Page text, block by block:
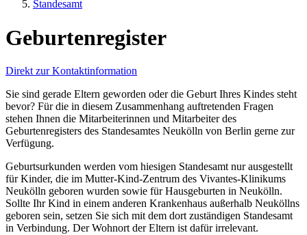
Standesamt
Geburtenregister
Direkt zur Kontaktinformation
Sie sind gerade Eltern geworden oder die Geburt Ihres Kindes steht
bevor? Für die in diesem Zusammenhang auftretenden Fragen
stehen Ihnen die Mitarbeiterinnen und Mitarbeiter des
Geburtenregisters des Standesamtes Neukölln von Berlin gerne zur
Verfügung.
Geburtsurkunden werden vom hiesigen Standesamt nur ausgestellt
für Kinder, die im Mutter-Kind-Zentrum des Vivantes-Klinikums
Neukölln geboren wurden sowie für Hausgeburten in Neukölln.
Sollte Ihr Kind in einem anderen Krankenhaus außerhalb Neuköllns
geboren sein, setzen Sie sich mit dem dort zuständigen Standesamt
in Verbindung. Der Wohnort der Eltern ist dafür irrelevant.